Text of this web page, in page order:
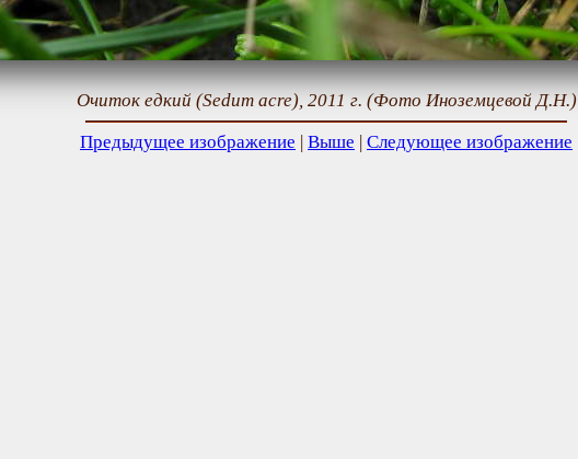
Очиток едкий (Sedum acre), 2011 г. (Фото Иноземцевой Д.Н.)
Предыдущее изображение | Выше | Следующее изображение